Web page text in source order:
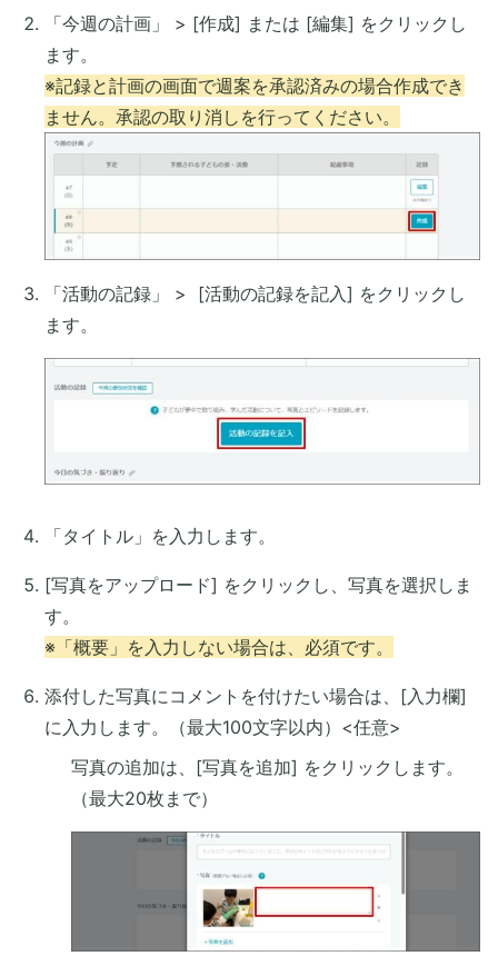
「今週の計画」 > [作成] または [編集] をクリックし
ます。
※記録と計画の画面で週案を承認済みの場合作成でき
ません。承認の取り消しを行ってください。
「活動の記録」 > [活動の記録を記入] をクリックし
ます。
「タイトル」を入力します。
[写真をアップロード] をクリックし、写真を選択しま
す。
※「概要」を入力しない場合は、必須です。
添付した写真にコメントを付けたい場合は、[入力欄]
に入力します。（最大100文字以内）<任意>
写真の追加は、[写真を追加] をクリックします。
（最大20枚まで）